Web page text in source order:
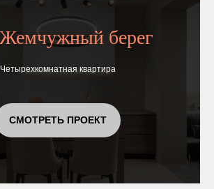
берег
Четырехкомнатная квартира
СМОТРЕТЬ ПРОЕКТ